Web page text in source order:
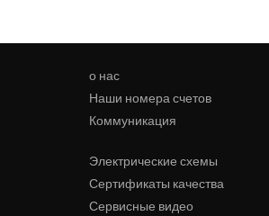
о нас
Наши номера счетов
Коммуникация
Электрические схемы
Сертификаты качества
Сервисные видео